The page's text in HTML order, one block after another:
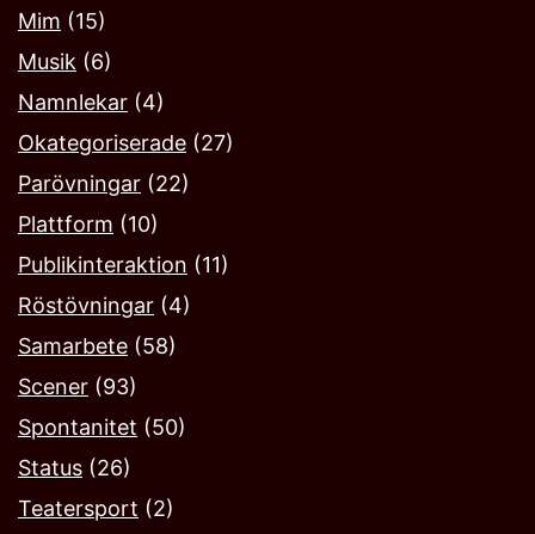
Mim (15)
Musik (6)
Namnlekar‎ (4)
Okategoriserade (27)
Parövningar (22)
Plattform (10)
Publikinteraktion (11)
Röstövningar (4)
Samarbete (58)
Scener (93)
Spontanitet (50)
Status (26)
Teatersport (2)